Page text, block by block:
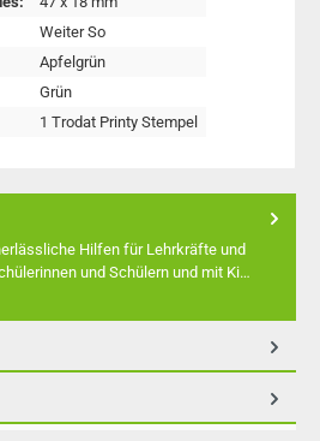
Weiter So
Apfelgrün
Grün
1 Trodat Printy Stempel
Hilfen für Lehrkräfte und
und Schülern und mit Ki…